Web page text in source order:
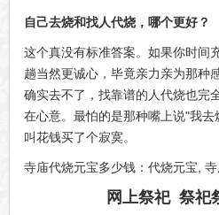
自己去烧和找人代烧，哪个更好？
这个真没有标准答案。如果你时间
趟当然更诚心，毕竟亲力亲为那种
确实去不了，找靠谱的人代烧也
在心意。最怕的是那种嘴上说"我
叫花钱买了个寂寞。
寺庙代烧元宝多少钱：代烧元宝,
网上祭祀 祭祀